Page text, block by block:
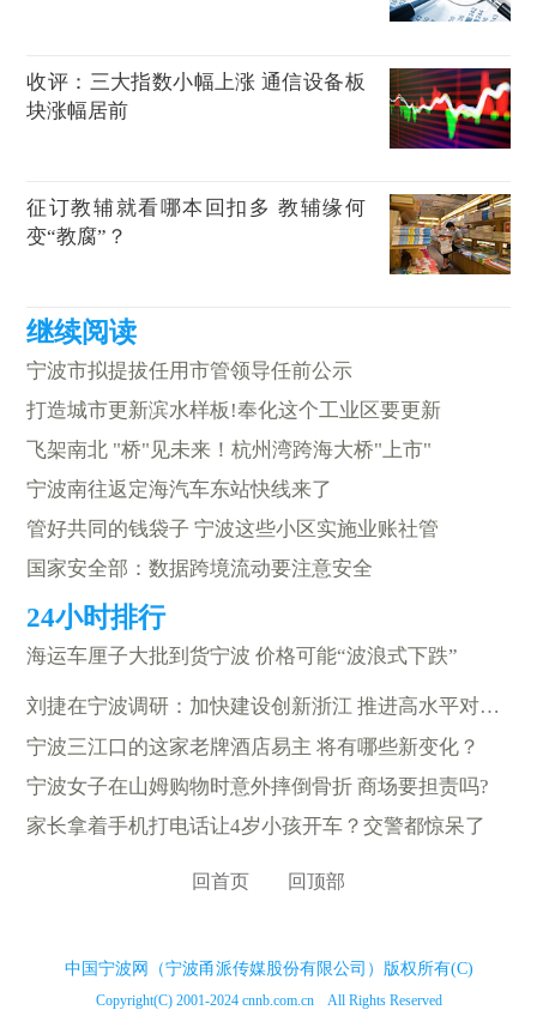
收评：三大指数小幅上涨 通信设备板
块涨幅居前
征订教辅就看哪本回扣多 教辅缘何
变“教腐”？
宁波市拟提拔任用市管领导任前公示
打造城市更新滨水样板!奉化这个工业区要更新
飞架南北 "桥"见未来！杭州湾跨海大桥"上市"
宁波南往返定海汽车东站快线来了
管好共同的钱袋子 宁波这些小区实施业账社管
国家安全部：数据跨境流动要注意安全
海运车厘子大批到货宁波 价格可能“波浪式下跌”
刘捷在宁波调研：加快建设创新浙江 推进高水平对外开放
宁波三江口的这家老牌酒店易主 将有哪些新变化？
宁波女子在山姆购物时意外摔倒骨折 商场要担责吗?
家长拿着手机打电话让4岁小孩开车？交警都惊呆了
回首页 回顶部
中国宁波网（宁波甬派传媒股份有限公司）版权所有(C)
Copyright(C) 2001-2024 cnnb.com.cn All Rights Reserved